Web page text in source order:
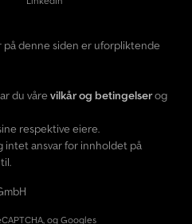
på denne siden er uforpliktende
du våre vilkår og betingelserog
respektive eiere.
intet ansvar for innholdet på
og Googles